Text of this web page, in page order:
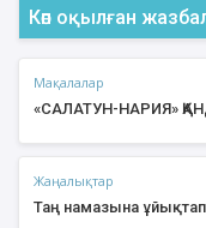
Көп оқылған
Мақалалар
«САЛАТУН-НАРИЯ»
Жаңалықтар
Таң намазына